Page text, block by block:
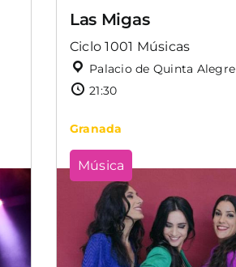
Las Migas
Ciclo 1001 Músicas
Palacio de Quinta Alegre
21:30
Granada
Música